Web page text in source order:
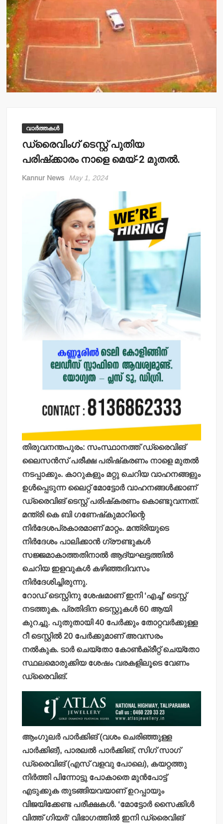
വാർത്തകൾ
ഡ്രൈവിംഗ് ടെസ്റ്റ് പുതിയ
പരിഷ്‌ക്കാരം നാളെ മെയ്-2 മുതല്‍.
Kannur News May 1, 2024
തിരുവനന്തപുരം: സംസ്ഥാനത്ത് ഡ്രൈവിങ്
ലൈസന്‍സ് പരീക്ഷ പരിഷ്‌കരണം നാളെ മുതല്‍
നടപ്പാക്കും. കാറുകളും മറ്റു ചെറിയ വാഹനങ്ങളും
ഉള്‍പ്പെടുന്ന ലൈറ്റ് മോട്ടോര്‍ വാഹനങ്ങള്‍ക്കാണ്
ഡ്രൈവിങ് ടെസ്റ്റ് പരിഷ്‌കരണം കൊണ്ടുവന്നത്.
മന്ത്രി കെ ബി ഗണേഷ്‌കുമാറിന്റെ
നിര്‍ദേശപ്രകാരമാണ് മാറ്റം. മന്ത്രിയുടെ
നിര്‍ദേശം പാലിക്കാന്‍ ഗ്രൗണ്ടുകള്‍
സജ്ജമാകാത്തതിനാല്‍ ആദ്യഘട്ടത്തില്‍
ചെറിയ ഇളവുകള്‍ കഴിഞ്ഞദിവസം
നിര്‍ദേശിച്ചിരുന്നു.
റോഡ് ടെസ്റ്റിനു ശേഷമാണ് ഇനി ‘എച്ച്’ ടെസ്റ്റ്
നടത്തുക. പ്രതിദിന ടെസ്റ്റുകള്‍ 60 ആയി
കുറച്ചു. പുതുതായി 40 പേര്‍ക്കും തോറ്റവര്‍ക്കുള്ള
റീ ടെസ്റ്റില്‍ 20 പേര്‍ക്കുമാണ് അവസരം
നല്‍കുക. ടാര്‍ ചെയ്തോ കോണ്‍ക്രീറ്റ് ചെയ്തോ
സ്ഥലമൊരുക്കിയ ശേഷം വരകളിലൂടെ വേണം
ഡ്രൈവിങ്.
ആംഗുലര്‍ പാര്‍ക്കിങ് (വശം ചെരിഞ്ഞുള്ള
പാര്‍ക്കിങ്), പാരലല്‍ പാര്‍ക്കിങ്, സിഗ് സാഗ്
ഡ്രൈവിങ് (എസ് വളവു പോലെ), കയറ്റത്തു
നിര്‍ത്തി പിന്നോട്ടു പോകാതെ മുന്‍പോട്ട്
എടുക്കുക തുടങ്ങിയവയാണ് ഉറപ്പായും
വിജയിക്കേണ്ട പരീക്ഷകള്‍. ‘മോട്ടോര്‍ സൈക്കിള്‍
വിത്ത് ഗിയര്‍’ വിഭാഗത്തില്‍ ഇനി ഡ്രൈവിങ്